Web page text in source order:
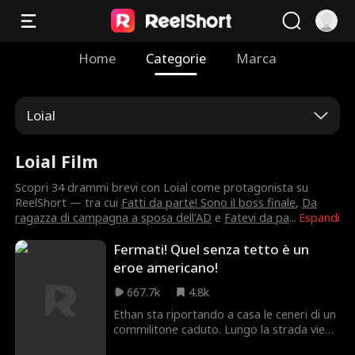
Home Categorie Marca
Loial
Loial Film
Espandi
Scopri 34 drammi brevi con Loial come protagonista su
ReelShort — tra cui Fatti da parte! Sono il boss finale, Da
ragazza di campagna a sposa dell'AD e Fatevi da pa...
Fermati! Quel senza tetto è un
eroe americano!
667.7k
4.8k
Ethan sta riportando a casa le ceneri di un
commilitone caduto. Lungo la strada viene